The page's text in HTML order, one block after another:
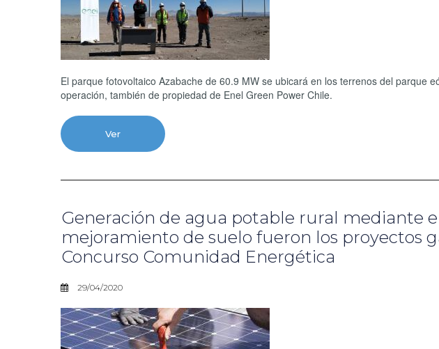
El parque fotovoltaico Azabache de 60.9 MW se ubicará en los terrenos del parque
operación, también de propiedad de Enel Green Power Chile.
Ver
Generación de agua potable rural mediante
mejoramiento de suelo fueron los proyectos
Concurso Comunidad Energética
29/04/2020